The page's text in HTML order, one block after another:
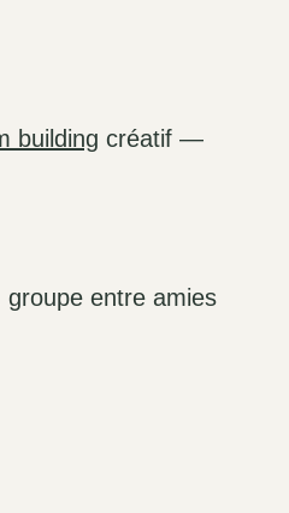
building créatif —
groupe entre amies